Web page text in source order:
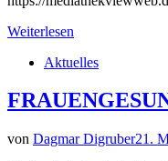
Weiterlesen
Aktuelles
von Dagmar Digruber21.